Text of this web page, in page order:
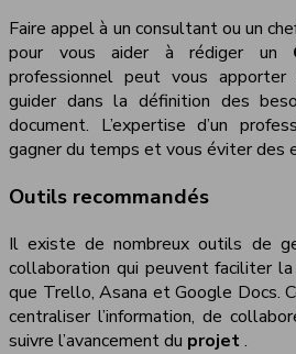
Faire appel à un consultant ou un
pour vous aider à rédiger un
professionnel peut vous
guider dans la définition des
document. L’expertise d’un
gagner du temps et vous éviter des
Outils recommandés
Il existe de nombreux outils de
collaboration qui peuvent faciliter
que Trello, Asana et Google Docs.
centraliser l’information, de
suivre l’avancement du projet.